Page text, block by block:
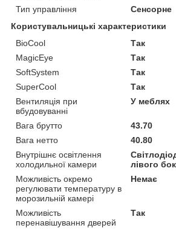
Тип управління
Сенсорне
Користувальницькі характеристики
BioCool
Так
MagicEye
Так
SoftSystem
Так
SuperCool
Так
Вентиляція при
вбудовуванні
У меблях
Вага брутто
43.70
Вага нетто
40.80
Внутрішнє освітлення
холодильної камери
лівого
Можливість окремо
регулювати температуру в
морозильній камері
Немає
Можливість
перенавішування дверей
Так